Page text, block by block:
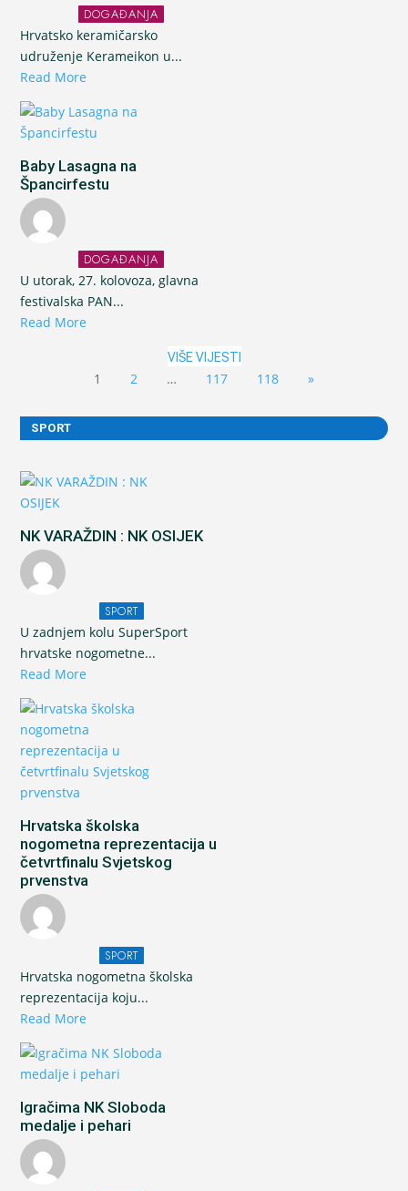
DOGAĐANJA
Hrvatsko keramičarsko
udruženje Kerameikon u...
Read More
Baby Lasagna na
Špancirfestu
DOGAĐANJA
U utorak, 27. kolovoza, glavna
festivalska PAN...
Read More
VIŠE VIJESTI
1 2 … 117 118 »
SPORT
NK VARAŽDIN : NK OSIJEK
SPORT
U zadnjem kolu SuperSport
hrvatske nogometne...
Read More
Hrvatska školska
nogometna reprezentacija u
četvrtfinalu Svjetskog
prvenstva
SPORT
Hrvatska nogometna školska
reprezentacija koju...
Read More
Igračima NK Sloboda
medalje i pehari